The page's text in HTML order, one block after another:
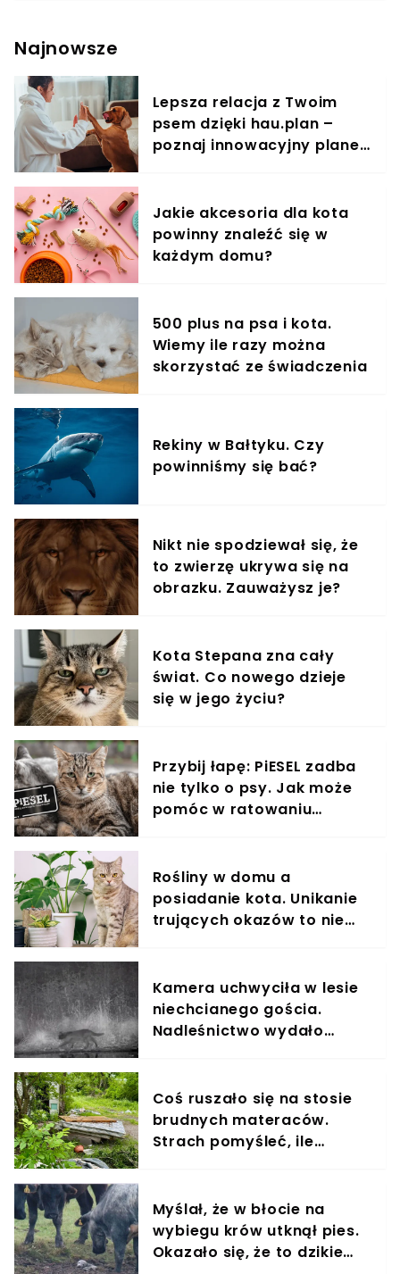
mieszkająca ze swoimi właścicielami w Północnej
Niefortunne zdarzenie, do którego doszło w
domu, mogło skończyć się śmiercią czwórki osób!
Co wydarzyło się tego feralnego dnia?
Najnowsze
Lepsza relacja z Twoim
psem dzięki hau.plan –
poznaj innowacyjny planer
Jakie akcesoria dla kota
powinny znaleźć się w
każdym domu?
500 plus na psa i kota.
Wiemy ile razy można
skorzystać ze świadczenia
Rekiny w Bałtyku. Czy
powinniśmy się bać?
Nikt nie spodziewał się, że
to zwierzę ukrywa się na
obrazku. Zauważysz je?
Kota Stepana zna cały
świat. Co nowego dzieje
się w jego życiu?
Przybij łapę: PiESEL zadba
nie tylko o psy. Jak może
pomóc w ratowaniu
Rośliny w domu a
posiadanie kota. Unikanie
trujących okazów to nie
Kamera uchwyciła w lesie
niechcianego gościa.
Nadleśnictwo wydało
Coś ruszało się na stosie
brudnych materaców.
Strach pomyśleć, ile
Myślał, że w błocie na
wybiegu krów utknął pies.
Okazało się, że to dzikie